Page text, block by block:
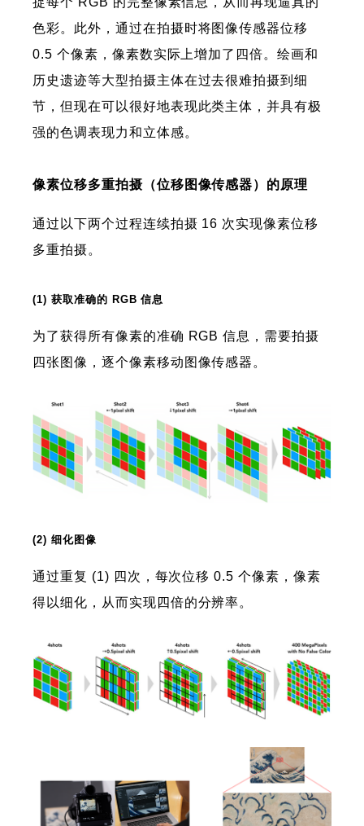
色彩。此外，通过在拍摄时将图像传感器位移
0.5 个像素，像素数实际上增加了四倍。绘画和
历史遗迹等大型拍摄主体在过去很难拍摄到细
节，但现在可以很好地表现此类主体，并具有极
强的色调表现力和立体感。
像素位移多重拍摄（位移图像传感器）的原理
通过以下两个过程连续拍摄 16 次实现像素位移
多重拍摄。
(1) 获取准确的 RGB 信息
为了获得所有像素的准确 RGB 信息，需要拍摄
四张图像，逐个像素移动图像传感器。
(2) 细化图像
通过重复 (1) 四次，每次位移 0.5 个像素，像素
得以细化，从而实现四倍的分辨率。